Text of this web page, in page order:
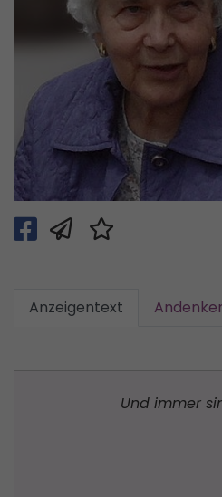
Anzeigentext
Und immer